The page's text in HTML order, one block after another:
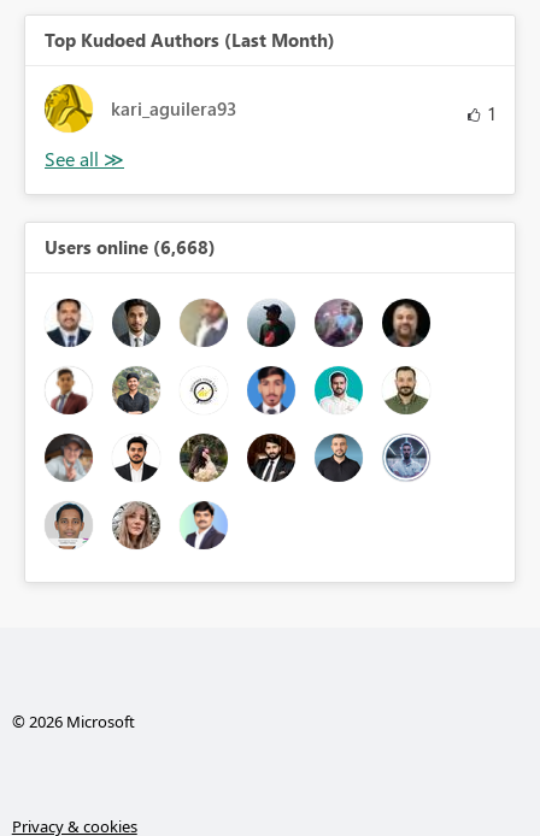
Top Kudoed Authors (Last Month)
kari_aguilera93 1
Users online (6,668)
© 2026 Microsoft
Privacy & cookies